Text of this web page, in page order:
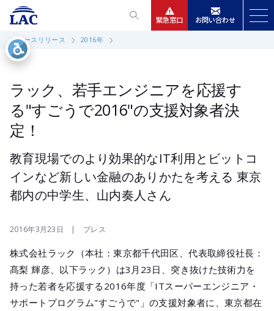
緊急窓口 お問い合わせ
ニュースリリース
会社情報
IR情報
採用
メールマガ
公式SNS
ニュースリリース 2016年
ラック、若手エンジニアを応援す
る"すごうで2016"の支援対象者決
定！
教育現場でのより効果的なIT利用とビットコ
インなど新しい金融のありかたを考える 東京
都内の中学生、山内奏人さん
2016年3月23日 | プレス
株式会社ラック（本社：東京都千代田区、代表取締役社長：
髙梨 輝彦、以下ラック）は3月23日、突き抜けた技術力を
持った若者を応援する2016年度「ITスーパーエンジニア・
サポートプログラム"すごうで"」の支援対象者に、東京都在